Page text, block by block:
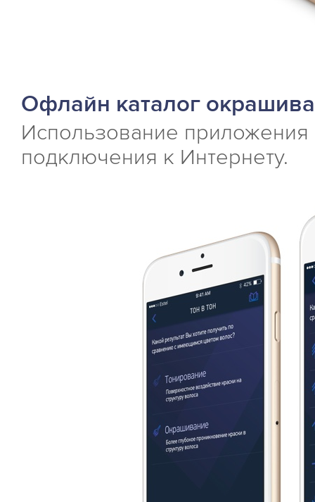
Офлайн каталог
Использование
подключения к Интернету.